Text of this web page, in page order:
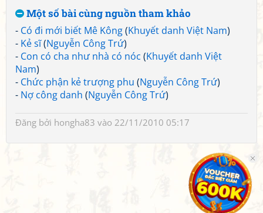
Một số bài cùng nguồn tham khảo
- Có đi mới biết Mê Kông(Khuyết danh Việt Nam)
- Kẻ sĩ(Nguyễn Công Trứ)
- Con có cha như nhà có nóc (Khuyết danh Việt
Nam)
- Chức phận kẻ trượng phu (Nguyễn Công Trứ)
- Nợ công danh (Nguyễn Công Trứ)
Đăng bởi hongha83 vào 22/11/2010 05:17